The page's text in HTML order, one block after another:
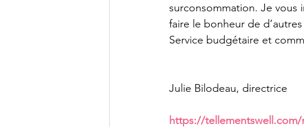
surconsommation. Je vous
faire le bonheur de
Service budgétaire et
Julie Bilodeau, directrice
https://